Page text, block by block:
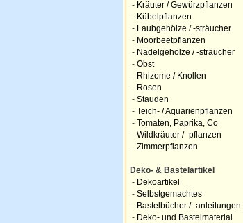
- Kräuter / Gewürzpflanzen
- Kübelpflanzen
-
Laubgehölze / -sträucher
- Moorbeetpflanzen
- Nadelgehölze / -sträucher
- Obst
- Rhizome / Knollen
- Rosen
- Stauden
- Teich- / Aquarienpflanzen
- Tomaten, Paprika, Co
- Wildkräuter / -pflanzen
- Zimmerpflanzen
Deko- & Bastelartikel
- Dekoartikel
- Selbstgemachtes
- Bastelbücher / -anleitungen
- Deko- und Bastelmaterial